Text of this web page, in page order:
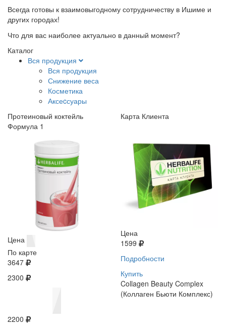
Всегда готовы к взаимовыгодному сотрудничеству в Ишиме и
других городах!
Что для вас наиболее актуально в данный момент?
Каталог
Вся продукция
Вся продукция
Снижение веса
Косметика
Аксеcсуары
Протеиновый коктейль
Формула 1
Цена
По карте
3647
2300
2200
Карта Клиента
Цена
1599
Подробности
Купить
Collagen Beauty Complex
(Коллаген Бьюти Комплекс)